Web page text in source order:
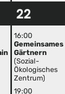
22
16:00
Gemeinsames
Gärtnern
(Sozial-
Ökologisches
Zentrum)
19:00